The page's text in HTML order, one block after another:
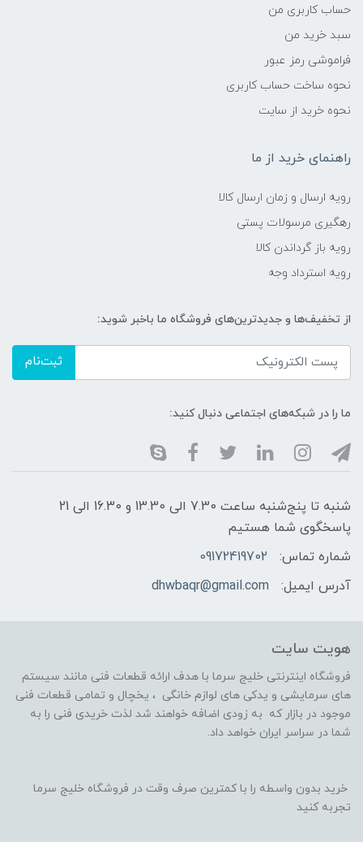
حساب کاربری من
سبد خرید من
فراموشی رمز عبور
نحوه ساخت حساب کاربری
نحوه خرید از سایت
راهنمای خرید از ما
رویه ارسال و زمان ارسال کالا
رهگیری مرسولات پستی
رویه باز گرداندن کالا
رویه استرداد وجه
از تخفیف‌ها و جدیدترین‌های فروشگاه ما باخبر شوید:
ثبت‌نام
ما را در شبکه‌های اجتماعی دنبال کنید:
شنبه تا پنج‌شنبه ساعت 7.30 الی 13.30 و 16.30 الی 21
پاسخگوی شما هستیم
شماره تماس:
09172419702
آدرس ایمیل:
dhwbaqr@gmail.com
هویت سایت
فروشگاه اینترنتی خلیج سرما با هدف ارائه قطعات فنی مانند سیستم
های سرمایشی و یدکی های لوازم خانگی ، یخچال و تمامی قطعات فنی
موجود در بازار که به زودی اضافه خواهند شد لذت خریدی فنی را به
شما در سراسر ایران خواهد داد.
خرید بدون واسطه را با کمترین صرف وقت در فروشگاه خلیج سرما
تجربه کنید